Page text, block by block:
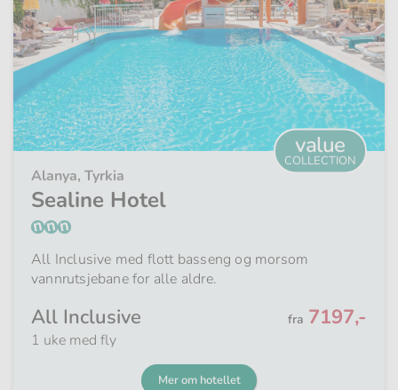
value
COLLECTION
Alanya, Tyrkia
Sealine Hotel
All Inclusive med flott basseng og morsom
vannrutsjebane for alle aldre.
All Inclusive Fra
fra 7197,-
1 uke med fly
Mer om hotellet